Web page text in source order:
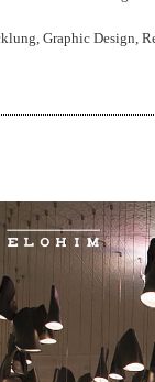
Graphic Design,